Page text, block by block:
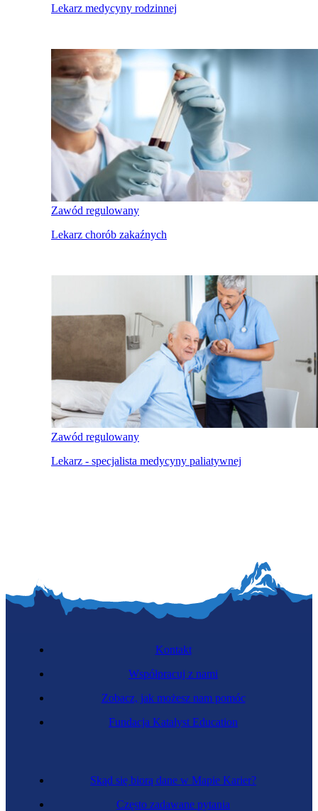
Lekarz medycyny rodzinnej
Zawód regulowany
Lekarz chorób zakaźnych
Zawód regulowany
Lekarz - specjalista medycyny paliatywnej
Skąd się biorą dane w Mapie Karier?
Często zadawane pytania
Kontakt
Współpracuj z nami
Zobacz, jak możesz nam pomóc
Fundacja Katalyst Education